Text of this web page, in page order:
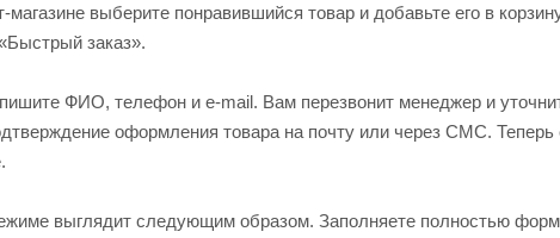
выберите понравившийся товар и добавьте его в
заказ».
ФИО, телефон и e-mail. Вам перезвонит менеджер и
оформления товара на почту или через СМС. Теперь
выглядит следующим образом. Заполняете полностью